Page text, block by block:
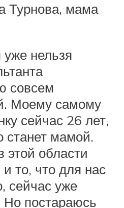
Турнова, мама
нельзя
совсем
Моему самому
сейчас 26 лет,
станет мамой.
этой области
то, что для нас
сейчас уже
Но постараюсь